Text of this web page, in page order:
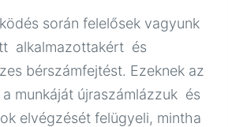
ao entretenimento é uma
do iGaming moderno,
comece em poucos
utilizadores preferem registar-
KYC inicial, onde o processo
során felelősek vagyunk
alkalmazottakért és
bérszámfejtést. Ezeknek az
munkáját újraszámlázzuk és
elvégzését felügyeli, mintha